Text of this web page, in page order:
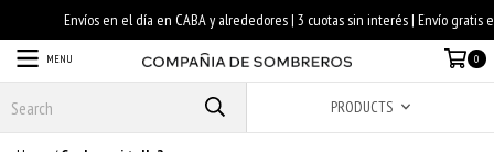
MENU 0
PRODUCTS